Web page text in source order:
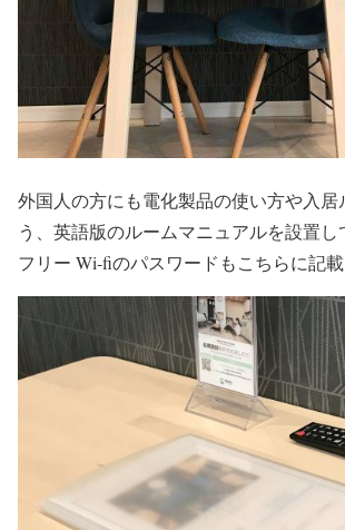
外国人の方にも電化製品の使い方や入居
う、英語版のルームマニュアルを設置し
フリー Wi-fiのパスワードもこちらに記載